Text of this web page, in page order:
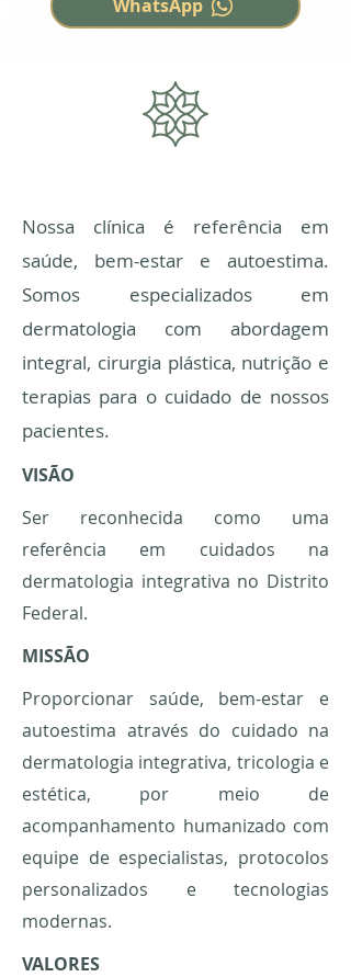
WhatsApp
Nossa clínica é referência em
saúde, bem-estar e autoestima.
Somos especializados em
dermatologia com abordagem
integral, cirurgia plástica, nutrição e
terapias para o cuidado de nossos
pacientes.
VISÃO
Ser reconhecida como uma
referência em cuidados na
dermatologia integrativa no Distrito
Federal.
MISSÃO
Proporcionar saúde, bem-estar e
autoestima através do cuidado na
dermatologia integrativa, tricologia e
estética, por meio de
acompanhamento humanizado com
equipe de especialistas, protocolos
personalizados e tecnologias
modernas.
VALORES